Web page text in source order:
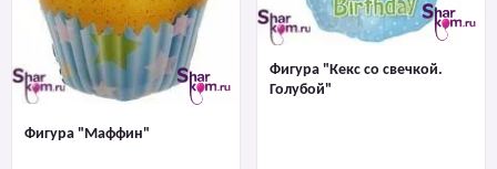
Фигура "Маффин"
Фигура "Кекс со свечкой.
Голубой"